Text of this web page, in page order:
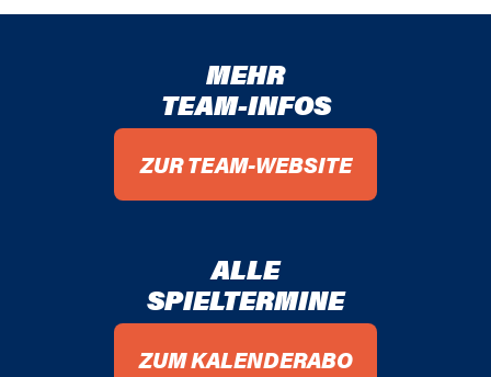
MEHR
TEAM-INFOS
ZUR TEAM-WEBSITE
ALLE
SPIELTERMINE
ZUM KALENDERABO